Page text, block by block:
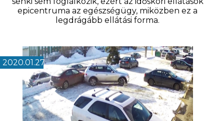
epicentruma az egészségügy, miközben ez a
legdrágább ellátási forma.
2020.01.27